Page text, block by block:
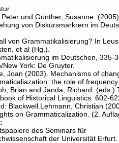
Peter und Günther, Susanne.
von Diskursmarkrern im
von Grammatikalisierung? In
et al (Hg.).
im Deutschen, 335-
New York: De Gruyter.
Joan (2003). Mechanisms of
the role of
Brian and Janda, Richard. (eds.)
of Historical Linguistics. 602-
Blackwell.Lehmann, Christian
on Grammaticalization. (2.
des Seminars für
der Universität Erfurt.